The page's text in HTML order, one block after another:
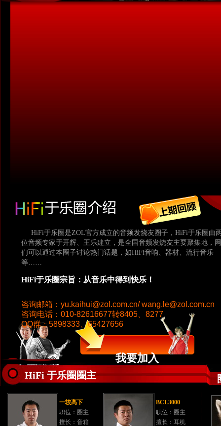
HiFi于乐圈是ZOL官方成立的音频发烧友圈子，HiFi于乐圈由
位音频专家于开辉、王乐建立，是全国音频发烧友主要聚集地，
们可以通过本圈子讨论热门话题，如HiFi音响、器材、流行音乐
等……
HiFi于乐圈宗旨：从音乐中得到快乐！
咨询邮箱：yu.kaihui@zol.com.cn/ wang.le@zol.com.cn
咨询电话：010-82616677转8405、8277
QQ群：5898333、65427656
我要加入
HiFi 于乐圈圈主
一较高下
职位：圈主
擅长：音箱
BCL3000
职位：圈主
擅长：耳机